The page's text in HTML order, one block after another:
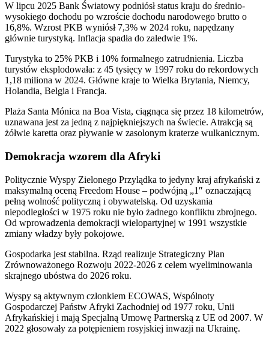
W lipcu 2025 Bank Światowy podniósł status kraju do średnio-
wysokiego dochodu po wzroście dochodu narodowego brutto o
16,8%. Wzrost PKB wyniósł 7,3% w 2024 roku, napędzany
głównie turystyką. Inflacja spadła do zaledwie 1%.
Turystyka to 25% PKB i 10% formalnego zatrudnienia. Liczba
turystów eksplodowała: z 45 tysięcy w 1997 roku do rekordowych
1,18 miliona w 2024. Główne kraje to Wielka Brytania, Niemcy,
Holandia, Belgia i Francja.
Plaża Santa Mónica na Boa Vista, ciągnąca się przez 18 kilometrów,
uznawana jest za jedną z najpiękniejszych na świecie. Atrakcją są
żółwie karetta oraz pływanie w zasolonym kraterze wulkanicznym.
Demokracja wzorem dla Afryki
Politycznie Wyspy Zielonego Przylądka to jedyny kraj afrykański z
maksymalną oceną Freedom House – podwójną „1″ oznaczającą
pełną wolność polityczną i obywatelską. Od uzyskania
niepodległości w 1975 roku nie było żadnego konfliktu zbrojnego.
Od wprowadzenia demokracji wielopartyjnej w 1991 wszystkie
zmiany władzy były pokojowe.
Gospodarka jest stabilna. Rząd realizuje Strategiczny Plan
Zrównoważonego Rozwoju 2022-2026 z celem wyeliminowania
skrajnego ubóstwa do 2026 roku.
Wyspy są aktywnym członkiem ECOWAS, Wspólnoty
Gospodarczej Państw Afryki Zachodniej od 1977 roku, Unii
Afrykańskiej i mają Specjalną Umowę Partnerską z UE od 2007. W
2022 głosowały za potępieniem rosyjskiej inwazji na Ukrainę.